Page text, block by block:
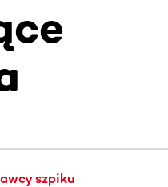
Użyj klawisza
szpiku